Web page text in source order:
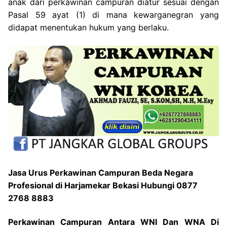
anak dari perkawinan campuran diatur sesuai dengan
Pasal 59 ayat (1) di mana kewarganegran yang
didapat menentukan hukum yang berlaku.
Jasa Urus Perkawinan Campuran Beda Negara
Profesional di Harjamekar Bekasi Hubungi 0877
2768 8883
Perkawinan Campuran Antara WNI Dan WNA Di